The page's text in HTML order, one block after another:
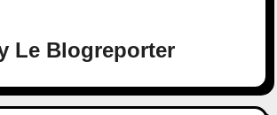
Le Blogreporter